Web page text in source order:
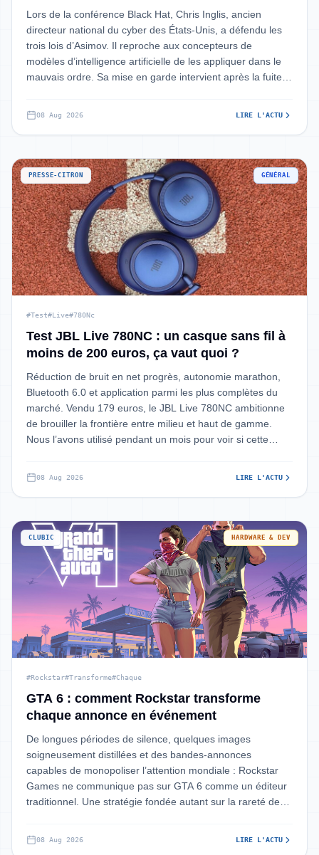
d'Asimov
Lors de la conférence Black Hat, Chris Inglis, ancien
directeur national du cyber des États-Unis, a défendu les
trois lois d’Asimov. Il reproche aux concepteurs de
modèles d’intelligence artificielle de les appliquer dans le
mauvais ordre. Sa mise en garde intervient après la fuite
08 Aug 2026 LIRE L'ACTU
PRESSE-CITRON GÉNÉRAL
#Test#Live#780Nc
Test JBL Live 780NC : un casque sans fil à
moins de 200 euros, ça vaut quoi ?
Réduction de bruit en net progrès, autonomie marathon,
Bluetooth 6.0 et application parmi les plus complètes du
marché. Vendu 179 euros, le JBL Live 780NC ambitionne
de brouiller la frontière entre milieu et haut de gamme.
Nous l’avons utilisé pendant un mois pour voir si cette
08 Aug 2026 LIRE L'ACTU
CLUBIC HARDWARE & DEV
#Rockstar#Transforme#Chaque
GTA 6 : comment Rockstar transforme
chaque annonce en événement
De longues périodes de silence, quelques images
soigneusement distillées et des bandes-annonces
capables de monopoliser l’attention mondiale : Rockstar
Games ne communique pas sur GTA 6 comme un éditeur
traditionnel. Une stratégie fondée autant sur la rareté de
08 Aug 2026 LIRE L'ACTU